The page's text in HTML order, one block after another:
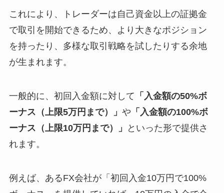
これにより、トレーダーは自己資金以上の証拠金
で取引を開始できるため、より大きなポジション
を持ったり、多様な取引戦略を試したりする余地
が生まれます。
一般的に、初回入金額に対して 「入金額の50%ボ
ーナス（上限5万円まで）」 や 「入金額の100%ボ
ーナス（上限10万円まで）」
といった形で提供さ
れます。
例えば、あるFX会社が「初回入金10万円で100%